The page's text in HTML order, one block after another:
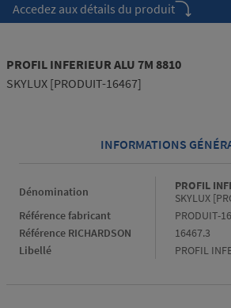
Accedez aux détails du produit
PROFIL INFERIEUR ALU 7M 8810
SKYLUX [PRODUIT-16467]
INFORMATIONS
Informations générales
Dénomination
PROFIL
SKYLUX
Référence fabricant
PRODUIT-
Référence RICHARDSON
16467.3
Libellé
PROFIL